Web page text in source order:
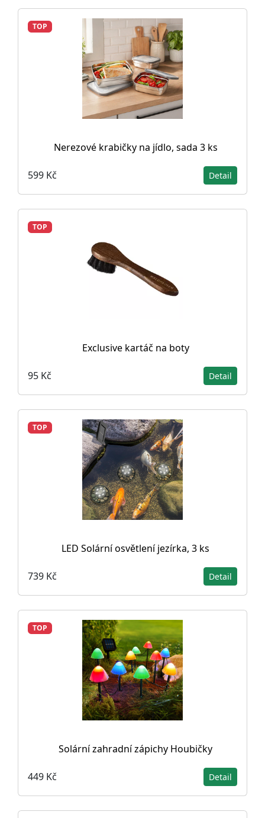
TOP
Nerezové krabičky na jídlo, sada 3 ks
599 Kč Detail
TOP
Exclusive kartáč na boty
95 Kč Detail
TOP
LED Solární osvětlení jezírka, 3 ks
739 Kč Detail
TOP
Solární zahradní zápichy Houbičky
449 Kč Detail